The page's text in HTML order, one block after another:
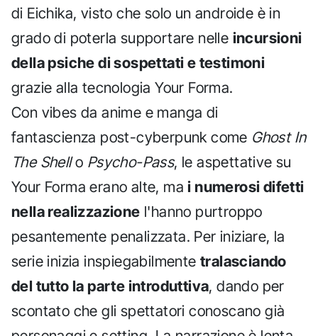
di Eichika, visto che solo un androide è in
grado di poterla supportare nelle incursioni
della psiche di sospettati e testimoni
grazie alla tecnologia Your Forma.
Con vibes da anime e manga di
fantascienza post-cyberpunk come Ghost In
The Shello Psycho-Pass, le aspettative su
Your Forma erano alte, mai numerosi difetti
nella realizzazione l'hanno purtroppo
pesantemente penalizzata. Per iniziare, la
serie inizia inspiegabilmente tralasciando
del tutto la parte introduttiva, dando per
scontato che gli spettatori conoscano già